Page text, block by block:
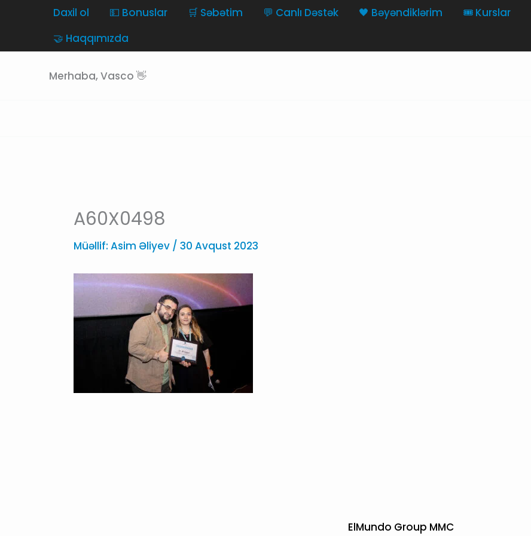
Daxil ol 💵 Bonuslar 🛒 Səbətim 💬 Canlı Dəstək 🖤 Bəyəndiklərim 🎟️ Kurslar
🤝 Haqqımızda
Merhaba, Vasco 👋
A60X0498
Müəllif: Asim Əliyev / 30 Avqust 2023
ElMundo Group MMC